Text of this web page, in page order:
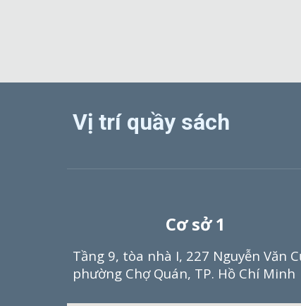
Vị trí quầy sách
Cơ sở 1
Tầng 9, tòa nhà I, 227 Nguyễn Văn
phường Chợ Quán, TP. Hồ Chí Minh